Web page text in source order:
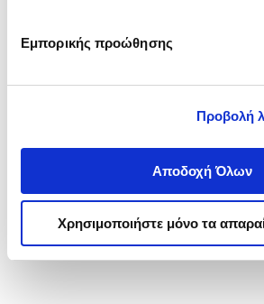
Εμπορικής προώθησης
Προβολή
Αποδοχή Όλων
Χρησιμοποιήστε μόνο τα